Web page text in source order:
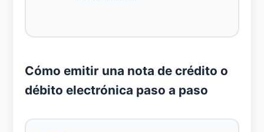
Cómo emitir una nota de crédito o
débito electrónica paso a paso